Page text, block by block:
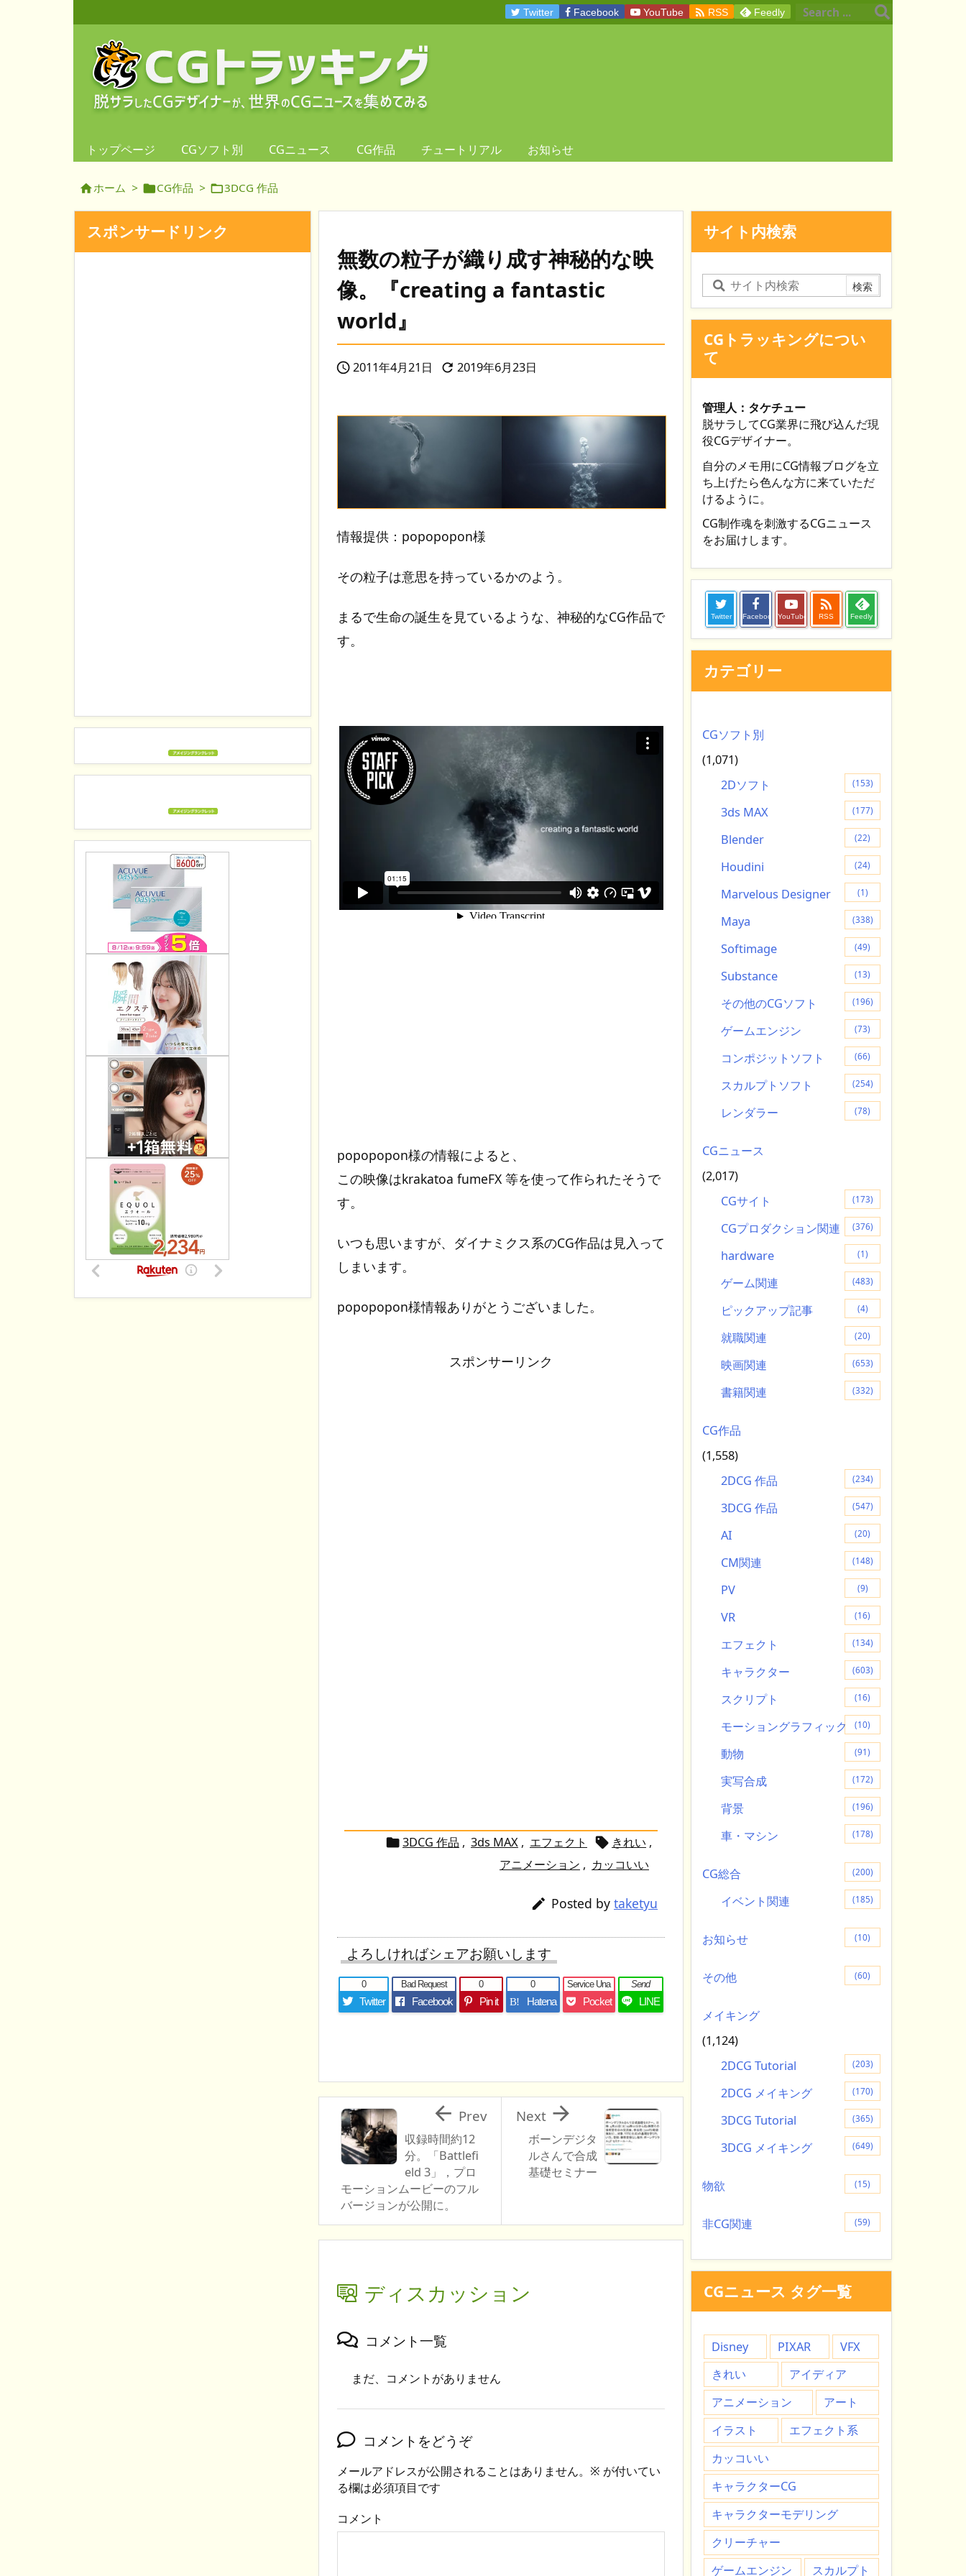
トップページ CGソフト別 CGニュース CG作品 チュートリアル お知らせ
Twitter Facebook YouTube  RSS Feedly
ホーム > CG作品 > 3DCG 作品
無数の粒子が織り成す神秘的な映
像。『creating a fantastic
world』
2011年4月21日  2019年6月23日
情報提供：popopopon様
その粒子は意思を持っているかのよう。
まるで生命の誕生を見ているような、神秘的なCG作品で
す。
popopopon様の情報によると、
この映像はkrakatoa fumeFX 等を使って作られたそうで
す。
いつも思いますが、ダイナミクス系のCG作品は見入って
しまいます。
popopopon様情報ありがとうございました。
スポンサーリンク
3DCG 作品 , 3ds MAX , エフェクト  きれい ,
アニメーション , カッコいい
 Posted by taketyu
よろしければシェアお願いします
Twitter
0
Facebook
Bad Request
Pin it
0
B!
Hatena
0
Pocket
Service Una
LINE
Send
ボーンデジタ
ルさんで合成
基礎セミナー

Next
収録時間約12
分。「Battlefi
eld 3」，プロ
モーションムービーのフル
バージョンが公開に。
 Prev
ディスカッション
コメント一覧
まだ、コメントがありません
コメントをどうぞ
メールアドレスが公開されることはありません。 ※ が付いてい
る欄は必須項目です
コメント
スポンサードリンク サイト内検索
CGトラッキングについ
て
管理人：タケチュー
脱サラしてCG業界に飛び込んだ現
役CGデザイナー。
自分のメモ用にCG情報ブログを立
ち上げたら色んな方に来ていただ
けるように。
CG制作魂を刺激するCGニュース
をお届けします。
Twitter Facebook YouTube

RSS Feedly
カテゴリー
CGソフト別
(1,071)
2Dソフト
(153)
3ds MAX (177)
Blender (22)
Houdini (24)
Marvelous Designer (1)
Maya (338)
Softimage (49)
Substance (13)
その他のCGソフト (196)
ゲームエンジン (73)
コンポジットソフト (66)
スカルプトソフト (254)
レンダラー (78)
CGニュース
(2,017)
CGサイト
(173)
CGプロダクション関連 (376)
hardware (1)
ゲーム関連 (483)
ピックアップ記事 (4)
就職関連 (20)
映画関連 (653)
書籍関連 (332)
CG作品
(1,558)
2DCG 作品
(234)
3DCG 作品 (547)
AI (20)
CM関連 (148)
PV (9)
VR (16)
エフェクト (134)
キャラクター (603)
スクリプト (16)
モーショングラフィック (10)
動物 (91)
実写合成 (172)
背景 (196)
車・マシン (178)
CG総合 (200)
イベント関連 (185)
お知らせ (10)
その他 (60)
メイキング
(1,124)
2DCG Tutorial
(203)
2DCG メイキング (170)
3DCG Tutorial (365)
3DCG メイキング (649)
物欲 (15)
非CG関連 (59)
CGニュース タグ一覧
Disney PIXAR
VFX
きれい
アイディア
アニメーション
アート
イラスト
エフェクト系
カッコいい
キャラクターCG
キャラクターモデリング
クリーチャー
ゲームエンジン
スカルプト